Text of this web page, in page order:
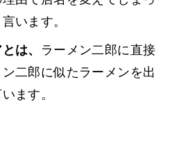
います。
は、
ラーメン二郎に直接
二郎に似たラーメンを出
ます。